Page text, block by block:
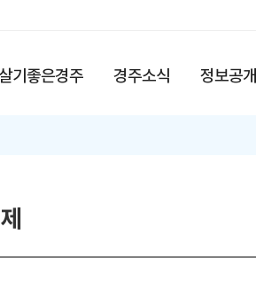
기좋은경주 경주소식 정보공개